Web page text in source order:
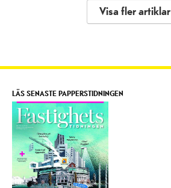
Visa fler artiklar
LÄS SENASTE PAPPERSTIDNINGEN